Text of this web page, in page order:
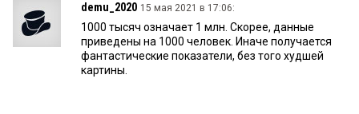
demu_2020 15 мая 2021 в 17:06:
1000 тысяч означает 1 млн. Скорее, данные
приведены на 1000 человек. Иначе получается
фантастические показатели, без того худшей
картины.